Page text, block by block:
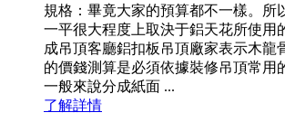
規格：畢竟大家的預算都不一樣。所
一平很大程度上取決于鋁天花所使用
成吊頂客廳鋁扣板吊頂廠家表示木龍
的價錢測算是必須依據裝修吊頂常用
一般來說分成紙面 ...
了解詳情